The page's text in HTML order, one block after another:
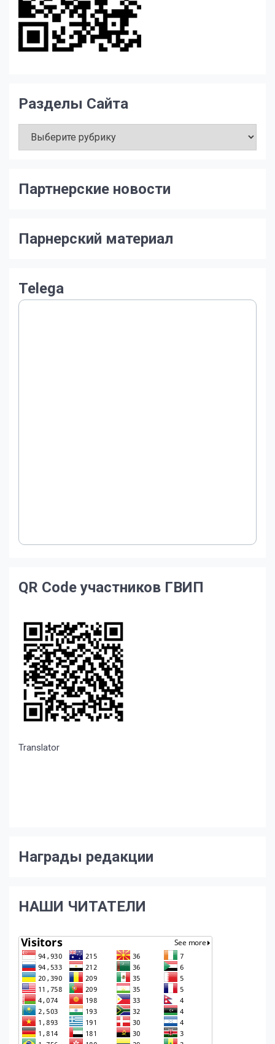
Разделы Сайта
Сайта
Партнерские новости
Парнерский материал
Telega
QR Code участников ГВИП
Translator
Награды редакции
НАШИ ЧИТАТЕЛИ